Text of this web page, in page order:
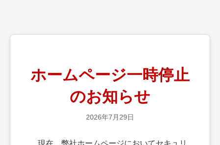
ホームページ一時停止
のお知らせ
2026年7月29日